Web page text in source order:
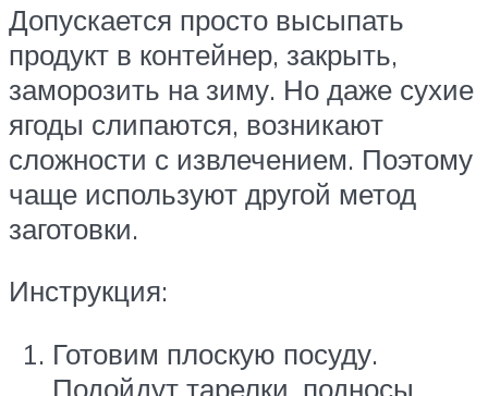
Допускается просто высыпать
продукт в контейнер, закрыть,
заморозить на зиму. Но даже сухие
ягоды слипаются, возникают
сложности с извлечением. Поэтому
чаще используют другой метод
заготовки.
Инструкция:
Готовим плоскую посуду.
Подойдут тарелки, подносы,